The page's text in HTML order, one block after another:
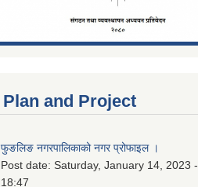
Plan and Project
फुङलिङ नगरपालिकाको नगर प्रोफाइल ।
Post date: Saturday, January 14, 2023 -
18:47